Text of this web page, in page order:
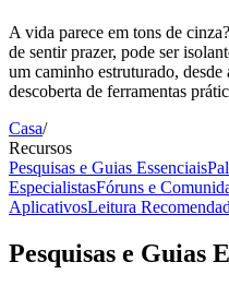
A vida parece em tons de
de sentir prazer, pode ser
um caminho estruturado, desde
descoberta de ferramentas
Casa/
Recursos
Pesquisas e Guias Essenciais
EspecialistasFóruns e
AplicativosLeitura
Pesquisas e Guias